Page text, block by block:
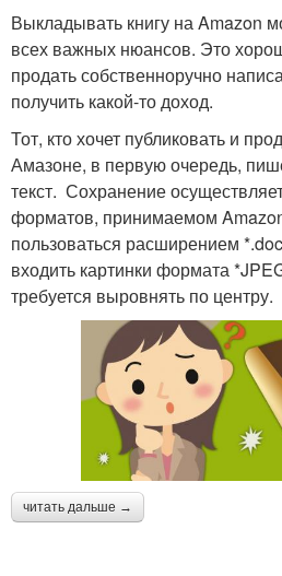
Выкладывать книгу на Amazon
всех важных нюансов. Это
продать собственноручно
получить какой-то доход.
Тот, кто хочет публиковать и
Амазоне, в первую очередь,
текст. Сохранение
форматов, принимаемом
пользоваться расширением
входить картинки формата
требуется выровнять по центру.
читать дальше →